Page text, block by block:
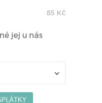
85 Kč
jej u nás